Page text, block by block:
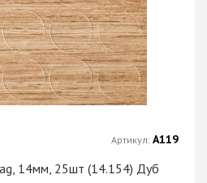
14мм, 25шт (14.154) Дуб
Артикул: А119